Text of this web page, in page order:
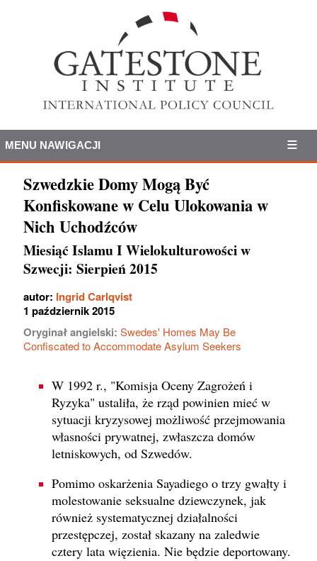
MENU NAWIGACJI
Szwedzkie Domy Mogą Być
Konfiskowane w Celu Ulokowania w
Nich Uchodźców
Miesiąć Islamu I Wielokulturowości w
Szwecji: Sierpień 2015
autor: Ingrid Carlqvist
1 październik 2015
Oryginał angielski: Swedes' Homes May Be
Confiscated to Accommodate Asylum Seekers
W 1992 r., "Komisja Oceny Zagrożeń i
Ryzyka" ustaliła, że rząd powinien mieć w
sytuacji kryzysowej możliwość przejmowania
własności prywatnej, zwłaszcza domów
letniskowych, od Szwedów.
Pomimo oskarżenia Sayadiego o trzy gwałty i
molestowanie seksualne dziewczynek, jak
również systematycznej działalności
przestępczej, został skazany na zaledwie
cztery lata więzienia. Nie będzie deportowany.